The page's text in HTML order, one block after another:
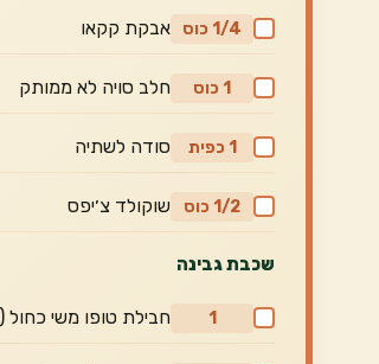
1/4 כוס אבקת קקאו
1 כוס חלב סויה לא ממותק
1 כפית סודה לשתיה
1/2 כוס שוקולד צ׳יפס
שכבת גבינה
1 חבילת טופו משי כחול (firm)